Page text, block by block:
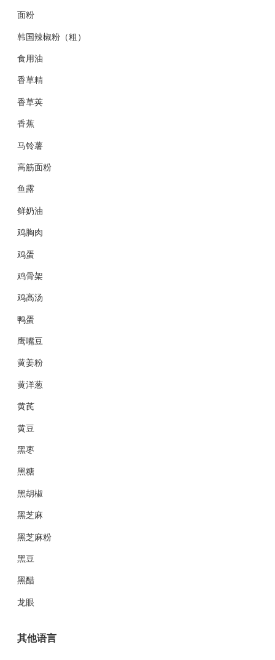
面粉
韩国辣椒粉（粗）
食用油
香草精
香草荚
香蕉
马铃薯
高筋面粉
鱼露
鲜奶油
鸡胸肉
鸡蛋
鸡骨架
鸡高汤
鸭蛋
鹰嘴豆
黄姜粉
黄洋葱
黄芪
黄豆
黑枣
黑糖
黑胡椒
黑芝麻
黑芝麻粉
黑豆
黑醋
龙眼
其他语言